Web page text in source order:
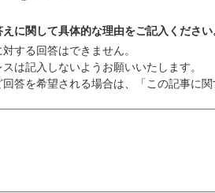
に関して具体的な理由をご記入ください
する回答はできません。
は記入しないようお願いいたします。
答を希望される場合は、「この記事に